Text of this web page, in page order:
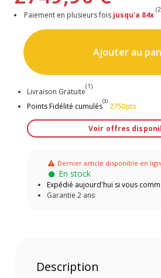
Paiement en plusieurs fois jusqu'a 84x
Ajouter au
Livraison Gratuite
(1)
Points Fidélité cumulés
(3)
2750pts
Voir offres
Dernier article disponible en
En stock
Expédié aujourd'hui si vous
Garantie 2 ans
Description